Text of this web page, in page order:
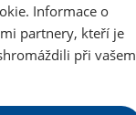
Informace o
partnery, kteří je
při vašem